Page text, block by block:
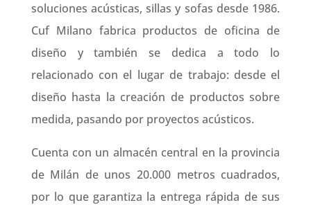
soluciones acústicas, sillas y sofas desde 1986.
Cuf Milano fabrica productos de oficina de
diseño y también se dedica a todo lo
relacionado con el lugar de trabajo: desde el
diseño hasta la creación de productos sobre
medida, pasando por proyectos acústicos.
Cuenta con un almacén central en la provincia
de Milán de unos 20.000 metros cuadrados,
por lo que garantiza la entrega rápida de sus